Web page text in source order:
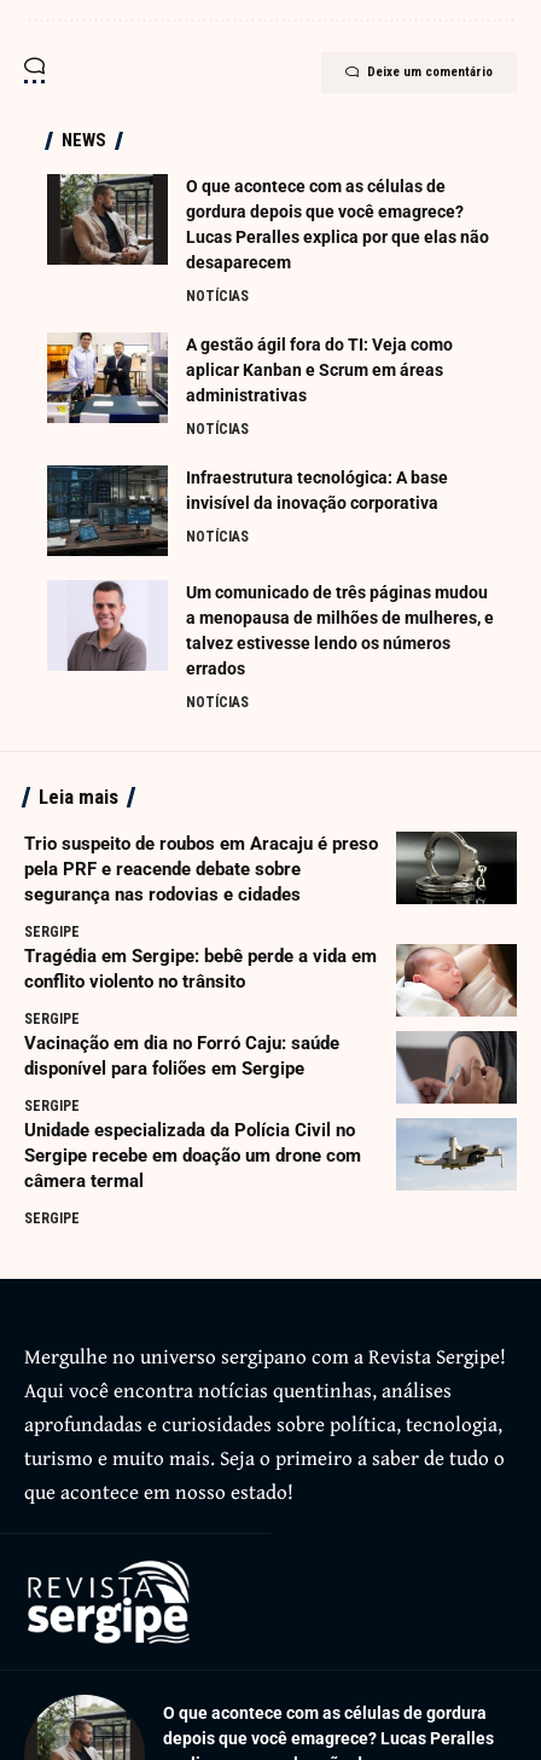
Deixe um comentário
NEWS
O que acontece com as células de
gordura depois que você emagrece?
Lucas Peralles explica por que elas não
desaparecem
NOTÍCIAS
A gestão ágil fora do TI: Veja como
aplicar Kanban e Scrum em áreas
administrativas
NOTÍCIAS
Infraestrutura tecnológica: A base
invisível da inovação corporativa
NOTÍCIAS
Um comunicado de três páginas mudou
a menopausa de milhões de mulheres, e
talvez estivesse lendo os números
errados
NOTÍCIAS
Leia mais
Trio suspeito de roubos em Aracaju é preso
pela PRF e reacende debate sobre
segurança nas rodovias e cidades
SERGIPE
Tragédia em Sergipe: bebê perde a vida em
conflito violento no trânsito
SERGIPE
Vacinação em dia no Forró Caju: saúde
disponível para foliões em Sergipe
SERGIPE
Unidade especializada da Polícia Civil no
Sergipe recebe em doação um drone com
câmera termal
SERGIPE
Mergulhe no universo sergipano com a Revista Sergipe!
Aqui você encontra notícias quentinhas, análises
aprofundadas e curiosidades sobre política, tecnologia,
turismo e muito mais. Seja o primeiro a saber de tudo o
que acontece em nosso estado!
O que acontece com as células de gordura
depois que você emagrece? Lucas Peralles